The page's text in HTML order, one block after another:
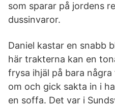
som sparar på jordens
dussinvaror.
Daniel kastar en snabb
här trakterna kan en
frysa ihjäl på bara
om och gick sakta in i
en soffa. Det var i